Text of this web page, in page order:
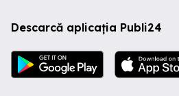
Descarcă aplicația Publi24